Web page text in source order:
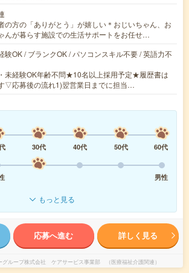
の方の「ありがとう」が嬉しい＊おじいちゃん、お
んが暮らす施設での生活サポートをお任せ…
験OK / ブランクOK / パソコンスキル不要 / 英語力不
未経験OK年齢不問★10名以上採用予定★履歴書は
▽応募後の流れ1)翌営業日までに担当…
30代 40代 50代
60代
男性
もっと見る
応募へ進む 詳しく見る
グループ株式会社 ケアサービス事業部 （医療福祉介護関連）